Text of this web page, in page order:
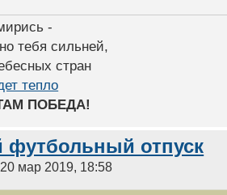
-
тебя сильней,
стран
тепло
ПОБЕДА!
футбольный отпуск
мар 2019, 18:58